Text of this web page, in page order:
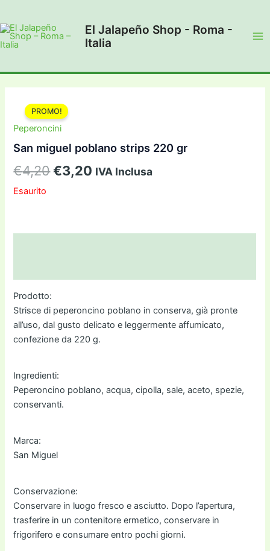
al
contenuto
El Jalapeño Shop - Roma -
Italia
PROMO!
Peperoncini
San miguel poblano strips 220 gr
€4,20Il
era:
€3,20 Il
è:
IVA Inclusa
Esaurito
Prodotto:
Strisce di peperoncino poblano in conserva, già pronte
all’uso, dal gusto delicato e leggermente affumicato,
confezione da 220 g.
Ingredienti:
Peperoncino poblano, acqua, cipolla, sale, aceto, spezie,
conservanti.
Marca:
San Miguel
Conservazione:
Conservare in luogo fresco e asciutto. Dopo l’apertura,
trasferire in un contenitore ermetico, conservare in
frigorifero e consumare entro pochi giorni.